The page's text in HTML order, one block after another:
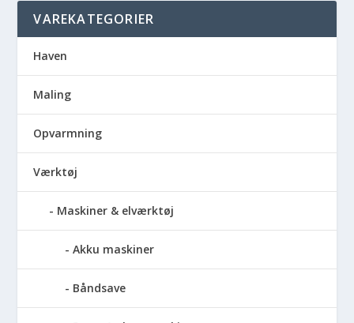
VAREKATEGORIER
Haven
Maling
Opvarmning
Værktøj
Maskiner & elværktøj
Akku maskiner
Båndsave